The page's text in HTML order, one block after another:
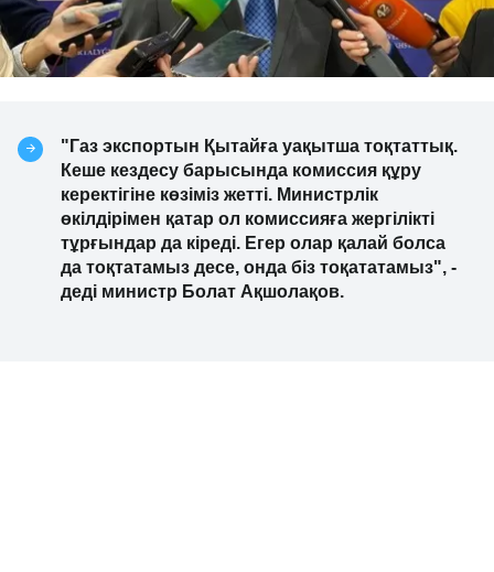
"Газ экспортын Қытайға уақытша тоқтаттық.
Кеше кездесу барысында комиссия құру
керектігіне көзіміз жетті. Министрлік
өкілдірімен қатар ол комиссияға жергілікті
тұрғындар да кіреді. Егер олар қалай болса
да тоқтатамыз десе, онда біз тоқататамыз", -
деді министр Болат Ақшолақов.